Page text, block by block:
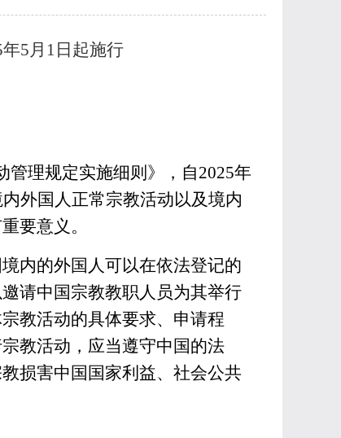
年5月1日起施行
管理规定实施细则》，自2025年
外国人正常宗教活动以及境内
要意义。
内的外国人可以在依法登记的
请中国宗教教职人员为其举行
教活动的具体要求、申请程
教活动，应当遵守中国的法
损害中国国家利益、社会公共